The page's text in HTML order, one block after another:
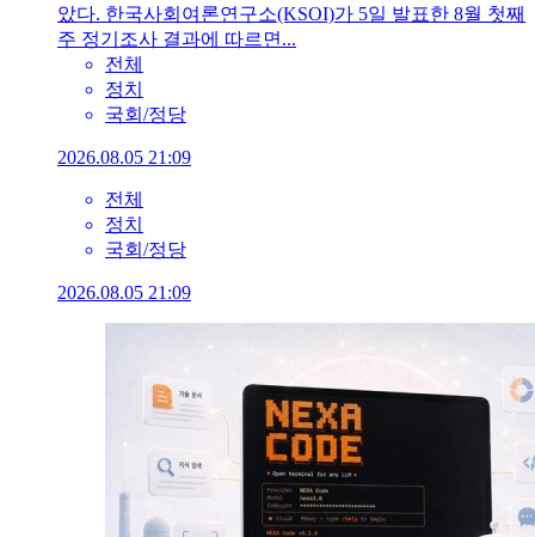
았다. 한국사회여론연구소(KSOI)가 5일 발표한 8월 첫째
주 정기조사 결과에 따르면...
전체
정치
국회/정당
2026.08.05 21:09
전체
정치
국회/정당
2026.08.05 21:09